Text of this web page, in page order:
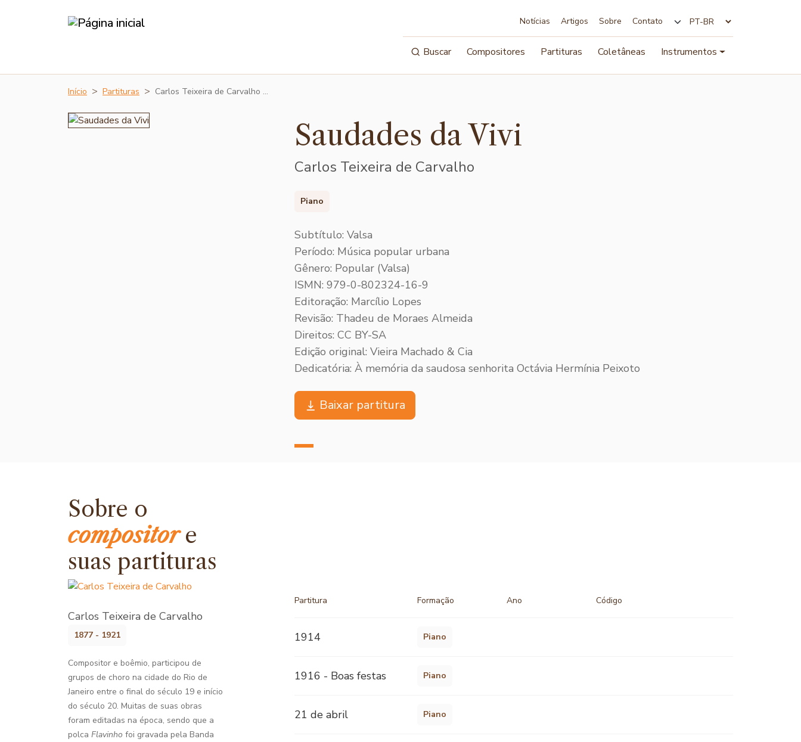
Notícias Artigos Sobre Contato
Buscar Compositores Partituras Coletâneas Instrumentos
Início Partituras Carlos Teixeira de Carvalho …
Saudades da Vivi
Carlos Teixeira de Carvalho
Piano
Subtítulo: Valsa
Período: Música popular urbana
Gênero: Popular (Valsa)
ISMN: 979-0-802324-16-9
Editoração: Marcílio Lopes
Revisão: Thadeu de Moraes Almeida
Direitos: CC BY-SA
Edição original: Vieira Machado & Cia
Dedicatória: À memória da saudosa senhorita Octávia Hermínia Peixoto
Baixar partitura
Sobre o
compositore
suas partituras
Carlos Teixeira de Carvalho
1877 - 1921
Compositor e boêmio, participou de
grupos de choro na cidade do Rio de
Janeiro entre o final do século 19 e início
do século 20. Muitas de suas obras
foram editadas na época, sendo que a
polca Flavinho foi gravada pela Banda
Partitura Formação Ano Código
1914 Piano
1916 - Boas festas Piano
21 de abril Piano